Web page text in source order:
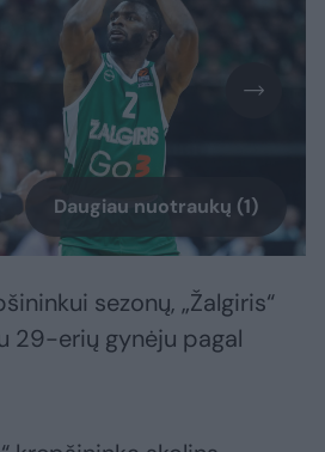
Daugiau nuotraukų (1)
sezonų, „Žalgiris“
29-erių gynėju pagal